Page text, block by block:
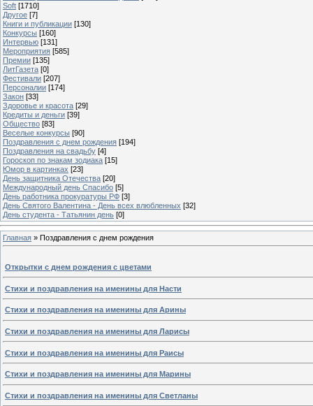
Soft [1710]
Другое [7]
Книги и публикации [130]
Конкурсы [160]
Интервью [131]
Мероприятия [585]
Премии [135]
ЛитГазета [0]
Фестивали [207]
Персоналии [174]
Закон [33]
Здоровье и красота [29]
Кредиты и деньги [39]
Общество [83]
Веселые конкурсы [90]
Поздравления с днем рождения [194]
Поздравления на свадьбу [4]
Гороскоп по знакам зодиака [15]
Юмор в картинках [23]
День защитника Отечества [20]
Международный день Спасибо [5]
День работника прокуратуры РФ [3]
День Святого Валентина - День всех влюбленных [32]
День студента - Татьянин день [0]
Главная » Поздравления с днем рождения
Открытки с днем рождения с цветами
Стихи и поздравления на именины для Насти
Стихи и поздравления на именины для Арины
Стихи и поздравления на именины для Ларисы
Стихи и поздравления на именины для Раисы
Стихи и поздравления на именины для Марины
Стихи и поздравления на именины для Светланы